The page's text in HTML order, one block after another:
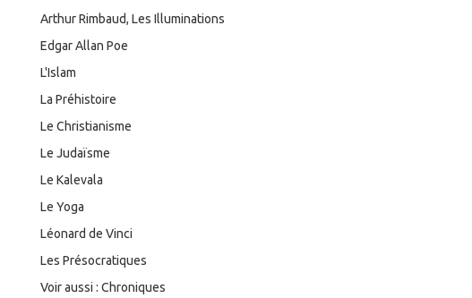
Arthur Rimbaud, Les Illuminations
Edgar Allan Poe
L'Islam
La Préhistoire
Le Christianisme
Le Judaïsme
Le Kalevala
Le Yoga
Léonard de Vinci
Les Présocratiques
Voir aussi : Chroniques